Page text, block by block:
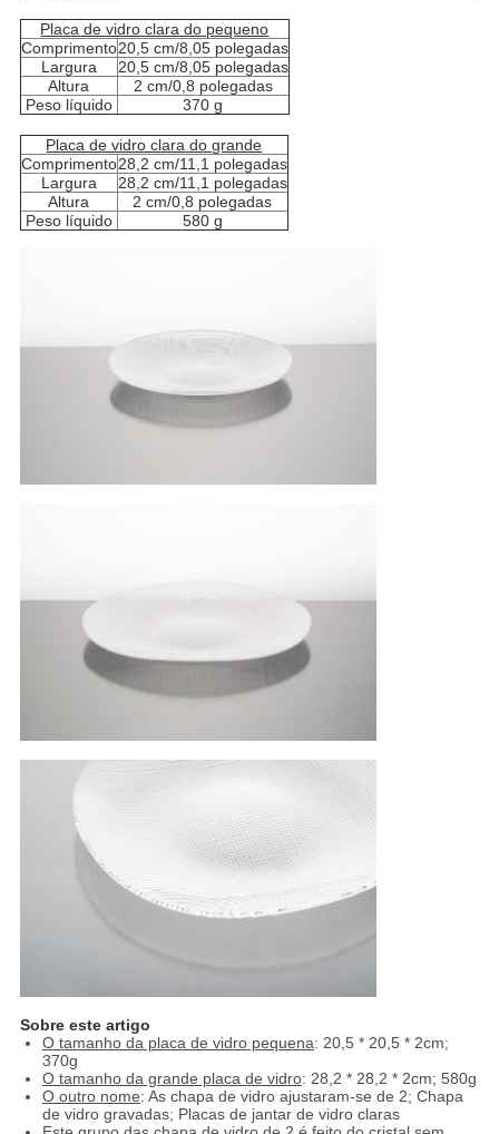
Placa de vidro clara do pequeno
Comprimento20,5 cm/8,05 polegadas
Largura
20,5 cm/8,05 polegadas
Altura
2 cm/0,8 polegadas
Peso líquido
370 g
Placa de vidro clara do grande
Comprimento28,2 cm/11,1 polegadas
Largura
28,2 cm/11,1 polegadas
Altura
2 cm/0,8 polegadas
Peso líquido
580 g
Sobre este artigo
O tamanho da placa de vidro pequena: 20,5 * 20,5 * 2cm;
370g
O tamanho da grande placa de vidro: 28,2 * 28,2 * 2cm; 580g
O outro nome: As chapa de vidro ajustaram-se de 2; Chapa
de vidro gravadas; Placas de jantar de vidro claras